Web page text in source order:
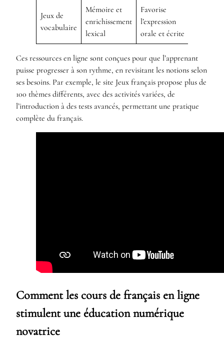
Jeux de
vocabulaire
Mémoire et
enrichissement
lexical
Favorise
l’expression
orale et écrite
Ces ressources en ligne sont conçues pour que l’apprenant
puisse progresser à son rythme, en revisitant les notions selon
ses besoins. Par exemple, le site Jeux français propose plus de
100 thèmes différents, avec des activités variées, de
l’introduction à des tests avancés, permettant une pratique
complète du français.
Comment les cours de français en ligne
stimulent une éducation numérique
novatrice